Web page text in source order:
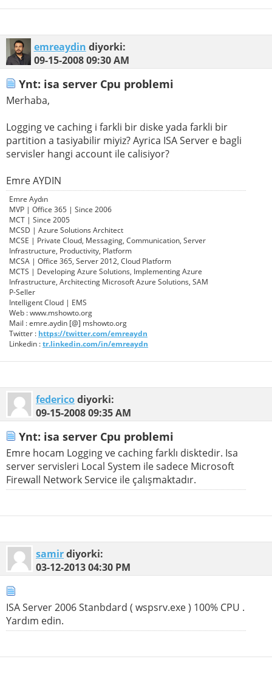
emreaydin diyorki:
09-15-200809:30 AM
Ynt: isa server Cpu problemi
Merhaba,
Logging ve caching i farkli bir diske yada farkli bir
partition a tasiyabilir miyiz? Ayrica ISA Server e bagli
servisler hangi account ile calisiyor?
Emre AYDIN
Emre Aydın
MVP | Office 365 | Since 2006
MCT | Since 2005
MCSD | Azure Solutions Architect
MCSE | Private Cloud, Messaging, Communication, Server
Infrastructure, Productivity, Platform
MCSA | Office 365, Server 2012, Cloud Platform
MCTS | Developing Azure Solutions, Implementing Azure
Infrastructure, Architecting Microsoft Azure Solutions, SAM
P-Seller
Intelligent Cloud | EMS
Web : www.mshowto.org
Mail : emre.aydin [@] mshowto.org
Twitter : https://twitter.com/emreaydn
Linkedin :tr.linkedin.com/in/emreaydn
federicodiyorki:
09-15-200809:35 AM
Ynt: isa server Cpu problemi
Emre hocam Logging ve caching farklı disktedir. Isa
server servisleri Local System ile sadece Microsoft
Firewall Network Service ile çalışmaktadır.
samirdiyorki:
03-12-201304:30 PM
ISA Server 2006 Stanbdard ( wspsrv.exe ) 100% CPU .
Yardım edin.